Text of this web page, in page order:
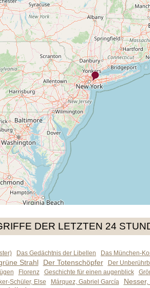
DER LETZTEN 24
Das Gedächtnis der Libellen Das München-
Strahl Der Totenschöpfer
Der
Florenz Geschichte für einen augenblick
Schüler, Else Márquez, Gabriel García